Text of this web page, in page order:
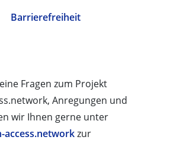
Barrierefreiheit
Fragen zum Projekt
Anregungen und
wir Ihnen gerne unter
access.networkzur